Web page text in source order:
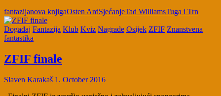
fantazijanova knjigaOsten ArdSjećanjeTad WilliamsTuga i Trn
Događaj Fantazija Klub Kviz Nagrade Osijek ZFIF Znanstvena
fantastika
ZFIF finale
Slaven Karakaš 1. October 2016